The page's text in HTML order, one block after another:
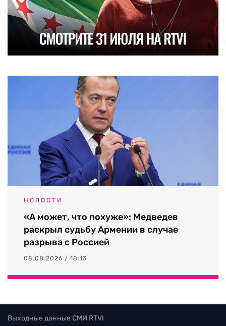
НОВОСТИ
«А может, что похуже»: Медведев
раскрыл судьбу Армении в случае
разрыва с Россией
08.08.2026 / 18:13
Выходные данные СМИ RTVI